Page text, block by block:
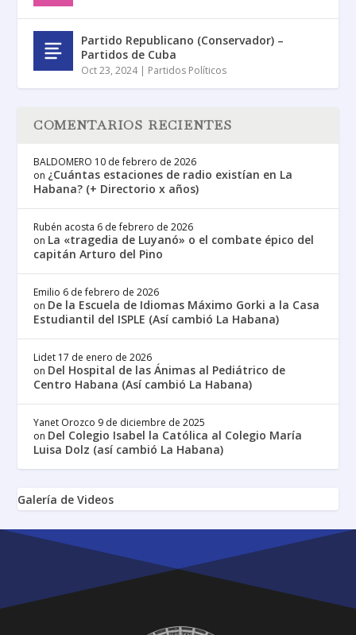
Partido Republicano (Conservador) –
Partidos de Cuba
Oct 23, 2024| Partidos Políticos
COMENTARIOS RECIENTES
BALDOMERO 10 de febrero de 2026
on ¿Cuántas estaciones de radio existían en La
Habana? (+ Directorio x años)
Rubén acosta 6 de febrero de 2026
on La «tragedia de Luyanó» o el combate épico del
capitán Arturo del Pino
Emilio 6 de febrero de 2026
on De la Escuela de Idiomas Máximo Gorki a la Casa
Estudiantil del ISPLE (Así cambió La Habana)
Lidet 17 de enero de 2026
on Del Hospital de las Ánimas al Pediátrico de
Centro Habana (Así cambió La Habana)
Yanet Orozco 9 de diciembre de 2025
on Del Colegio Isabel la Católica al Colegio María
Luisa Dolz (así cambió La Habana)
Galería de Videos